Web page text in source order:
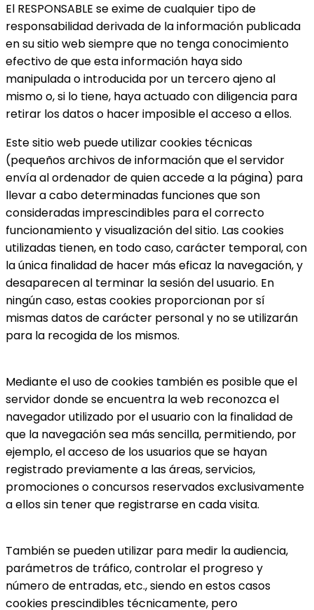
El RESPONSABLE se exime de cualquier tipo de
responsabilidad derivada de la información publicada
en su sitio web siempre que no tenga conocimiento
efectivo de que esta información haya sido
manipulada o introducida por un tercero ajeno al
mismo o, si lo tiene, haya actuado con diligencia para
retirar los datos o hacer imposible el acceso a ellos.
Este sitio web puede utilizar cookies técnicas
(pequeños archivos de información que el servidor
envía al ordenador de quien accede a la página) para
llevar a cabo determinadas funciones que son
consideradas imprescindibles para el correcto
funcionamiento y visualización del sitio. Las cookies
utilizadas tienen, en todo caso, carácter temporal, con
la única finalidad de hacer más eficaz la navegación, y
desaparecen al terminar la sesión del usuario. En
ningún caso, estas cookies proporcionan por sí
mismas datos de carácter personal y no se utilizarán
para la recogida de los mismos.
Mediante el uso de cookies también es posible que el
servidor donde se encuentra la web reconozca el
navegador utilizado por el usuario con la finalidad de
que la navegación sea más sencilla, permitiendo, por
ejemplo, el acceso de los usuarios que se hayan
registrado previamente a las áreas, servicios,
promociones o concursos reservados exclusivamente
a ellos sin tener que registrarse en cada visita.
También se pueden utilizar para medir la audiencia,
parámetros de tráfico, controlar el progreso y
número de entradas, etc., siendo en estos casos
cookies prescindibles técnicamente, pero